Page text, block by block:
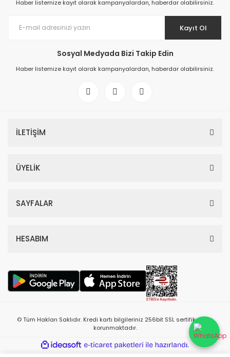
Haber listemize kayıt olarak kampanyalardan, haberdar olabilirsiniz.
Kayıt Ol
Sosyal Medyada Bizi Takip Edin
Haber listemize kayıt olarak kampanyalardan, haberdar olabilirsiniz.
İLETİŞİM
ÜYELİK
SAYFALAR
HESABIM
© Tüm Hakları Saklıdır. Kredi kartı bilgileriniz 256bit SSL sertifikası ile
korunmaktadır.
ideasoft
e-
ile
hazırlandı.